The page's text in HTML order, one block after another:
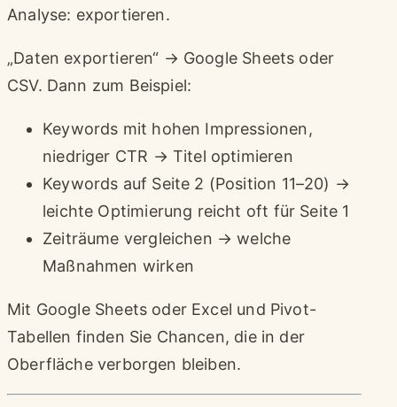
Analyse: exportieren.
„Daten exportieren“ → Google Sheets oder
CSV. Dann zum Beispiel:
Keywords mit hohen Impressionen,
niedriger CTR → Titel optimieren
Keywords auf Seite 2 (Position 11–20) →
leichte Optimierung reicht oft für Seite 1
Zeiträume vergleichen → welche
Maßnahmen wirken
Mit Google Sheets oder Excel und Pivot-
Tabellen finden Sie Chancen, die in der
Oberfläche verborgen bleiben.